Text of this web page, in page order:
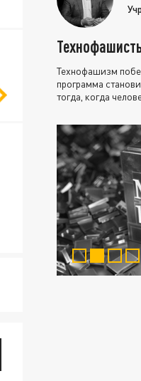
Технофашизм
программа
тогда, когда